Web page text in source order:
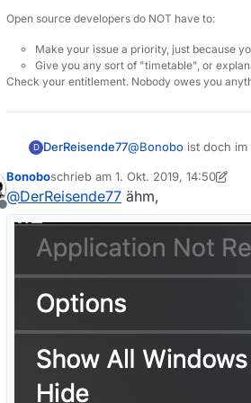
wollen.
Ach, und setzt doch bitte in
User, mal schnell bissl
sind, kriegen doch am
Herzlichen Dank an Dich und
Open source developers do NOT have to:
Make your issue a priority, just because
Give you any sort of "timetable", or
Check your entitlement. Nobody owes you
D DerReisende77@Bonobo ist doch
Offline
Bonoboschrieb am 1. Okt. 2019, 14:50
zuletzt editiert von Bonobo
@DerReisende77 ähm,